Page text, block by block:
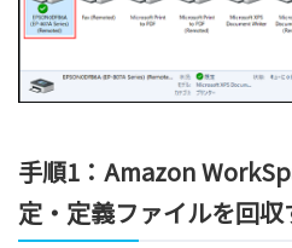
手順1：Amazon
定・定義ファイルを回収